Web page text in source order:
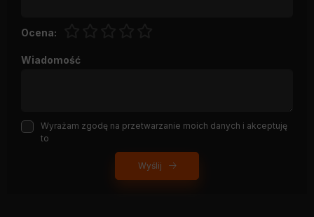
Ocena:
Wiadomość
Wyrażam zgodę na przetwarzanie moich danych i akceptuję
to
Wyślij